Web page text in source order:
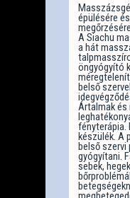
épülésére
A Siachu
a hát
öngyógyító
belső
Ártalmak és
fényterápia.
készülék. A
belső szervi
gyógyítani.
sebek,